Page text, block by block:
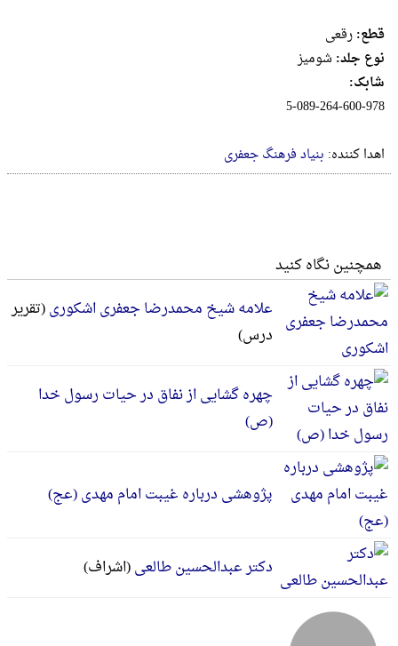
قطع:رقعى
نوع جلد: شومیز
شابک:
5-089-264-600-978
اهدا کننده: بنیاد فرهنگ جعفری
همچنین نگاه کنید
علامه شیخ محمدرضا جعفری اشکوری(تقریر
درس)
چهره گشایی از نفاق در حیات رسول خدا
(ص)
پژوهشی درباره غیبت امام مهدی (عج)
دکتر عبدالحسین طالعی(اشراف)